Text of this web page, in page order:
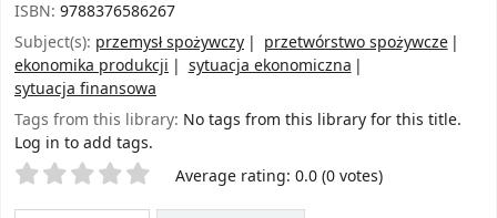
ISBN: 9788376586267
Subject(s): przemysł spożywczy
przetwórstwo spożywcze
ekonomika produkcji
sytuacja ekonomiczna
sytuacja finansowa
Tags from this library: No tags from this library for this title.
Log in to add tags.
Star ratings Average rating: 0.0 (0 votes)